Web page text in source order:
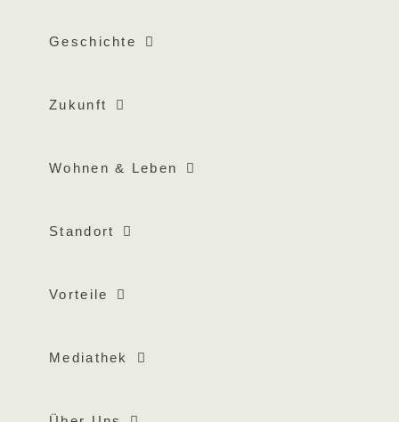
Geschichte
Zukunft
Wohnen & Leben
Standort
Vorteile
Mediathek